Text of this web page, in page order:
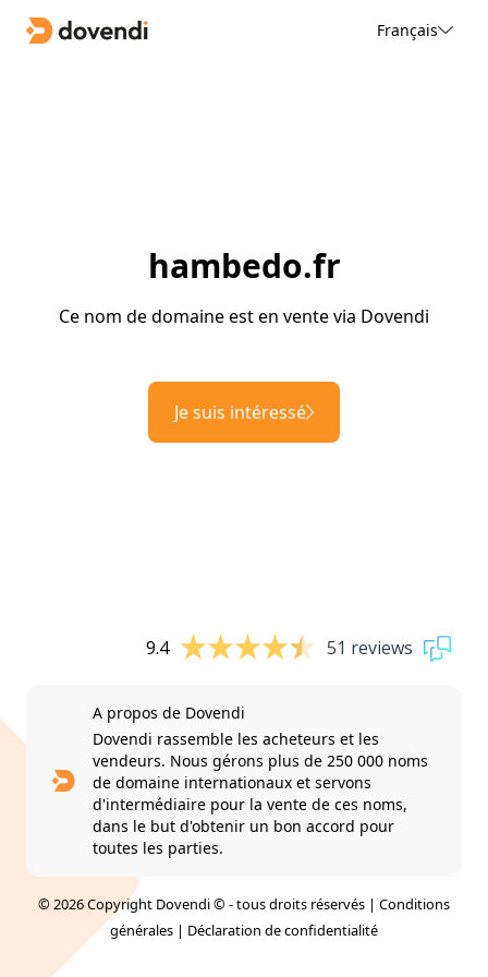
Français
hambedo.fr
Ce nom de domaine est en vente via Dovendi
Je suis intéressé
9.4 51 reviews
A propos de Dovendi
Dovendi rassemble les acheteurs et les
vendeurs. Nous gérons plus de 250 000 noms
de domaine internationaux et servons
d'intermédiaire pour la vente de ces noms,
dans le but d'obtenir un bon accord pour
toutes les parties.
© 2026 Copyright Dovendi © - tous droits réservés | Conditions
générales | Déclaration de confidentialité